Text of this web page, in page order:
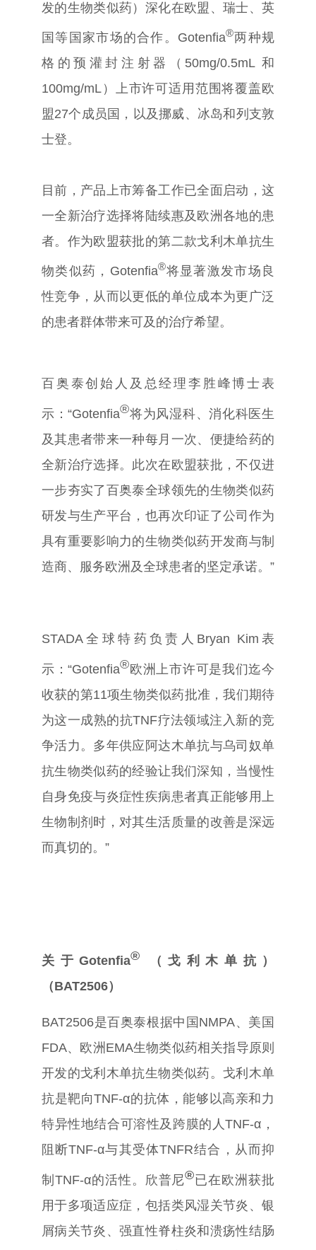
发的生物类似药）深化在欧盟、瑞士、英
国等国家市场的合作。 Gotenfia®两种规
格的预灌封注射器（ 50mg/0.5mL和
100mg/mL）上市许可适用范围将覆盖欧
盟27个成员国，以及挪威、冰岛和列支敦
士登。
目前，产品上市筹备工作已全面启动，这
一全新治疗选择将陆续惠及欧洲各地的患
者。作为欧盟获批的第二款戈利木单抗生
物类似药， Gotenfia®将显著激发市场良
性竞争，从而以更低的单位成本为更广泛
的患者群体带来可及的治疗希望。
百奥泰创始人及总经理李胜峰博士表
示：“Gotenfia®将为风湿科、消化科医生
及其患者带来一种每月一次、便捷给药的
全新治疗选择。此次在欧盟获批，不仅进
一步夯实了百奥泰全球领先的生物类似药
研发与生产平台，也再次印证了公司作为
具有重要影响力的生物类似药开发商与制
造商、服务欧洲及全球患者的坚定承诺。 ”
STADA全球特药负责人 Bryan Kim 表
示：“Gotenfia®欧洲上市许可是我们迄今
收获的第11项生物类似药批准，我们期待
为这一成熟的抗TNF疗法领域注入新的竞
争活力。多年供应阿达木单抗与乌司奴单
抗生物类似药的经验让我们深知，当慢性
自身免疫与炎症性疾病患者真正能够用上
生物制剂时，对其生活质量的改善是深远
而真切的。 ”
关于Gotenfia®
（戈利木单抗）
（BAT2506）
BAT2506是百奥泰根据中国 NMPA、美国
FDA、欧洲 EMA生物类似药相关指导原则
开发的戈利木单抗生物类似药。戈利木单
抗是靶向TNF-α的抗体，能够以高亲和力
特异性地结合可溶性及跨膜的人TNF-α ，
阻断TNF-α与其受体TNFR结合，从而抑
制 TNF-α的活性。欣普尼®已在欧洲获批
用于多项适应症，包括类风湿关节炎、银
屑病关节炎、强直性脊柱炎和溃疡性结肠